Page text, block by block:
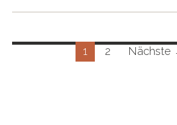
Beitragsnavigation
1 2 Nächste